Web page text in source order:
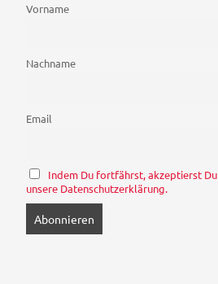
Vorname
Nachname
Email
Indem Du fortfährst, akzeptierst Du
unsere Datenschutzerklärung.